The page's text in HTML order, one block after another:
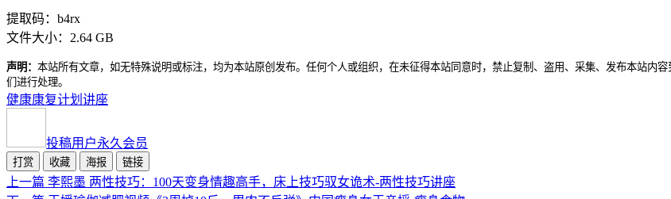
提取码：b4rx
文件大小：2.64 GB
声明： 本站所有文章，如无特殊说明或标注，均为本站原创发布。任何个人或组织，在未征得本站同意时，禁止复制、盗用、采集、发布本站内
们进行处理。
健康康复计划 讲座
投稿用户永久会员
打赏 收藏 海报 链接
上一篇 李熙墨 两性技巧：100天变身情趣高手，床上技巧驭女诡术-两性技巧讲座